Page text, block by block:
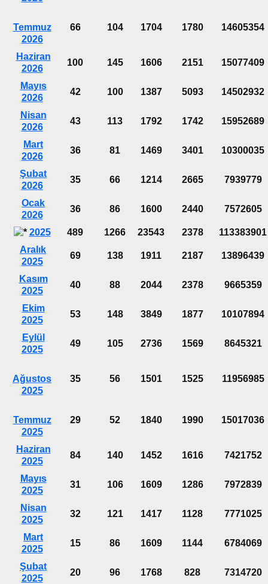
Temmuz
2026
66 104 1704 1780 14605354
Haziran
2026
100 145 1606 2151 15077409
Mayıs
2026
42 100 1387 5093 14502932
Nisan
2026
43 113 1792 1742 15952689
Mart
2026
36 81 1469 3401 10300035
Şubat
2026
35 66 1214 2665 7939779
Ocak
2026
36 86 1600 2440 7572605
2025 489 1266 23543 2378
113383901
Aralık
2025
69 138 1911 2187 13896439
Kasım
2025
40 88 2044 2378 9665359
Ekim
2025
53 148 3849 1877 10107894
Eylül
2025
49 105 2736 1569 8645321
Ağustos
2025
35 56 1501 1525 11956985
Temmuz
2025
29 52 1840 1990 15017036
Haziran
2025
84 140 1452 1616 7421752
Mayıs
2025
31 106 1609 1286 7972839
Nisan
2025
32 121 1417 1128 7771025
Mart
2025
15 86 1609 1144 6784069
Şubat
2025
20 96 1768 828 7314720